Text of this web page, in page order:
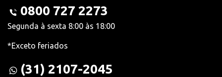
0800 727 2273
Segunda à sexta 8:00 às 18:00
*Exceto feriados
(31) 2107-2045